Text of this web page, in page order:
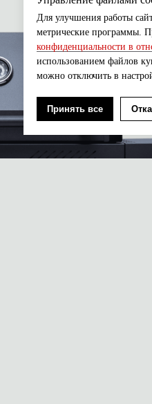
Для улучшения работы
метрические программы.
конфиденциальности в
использованием файлов
можно отключить в
Принять все